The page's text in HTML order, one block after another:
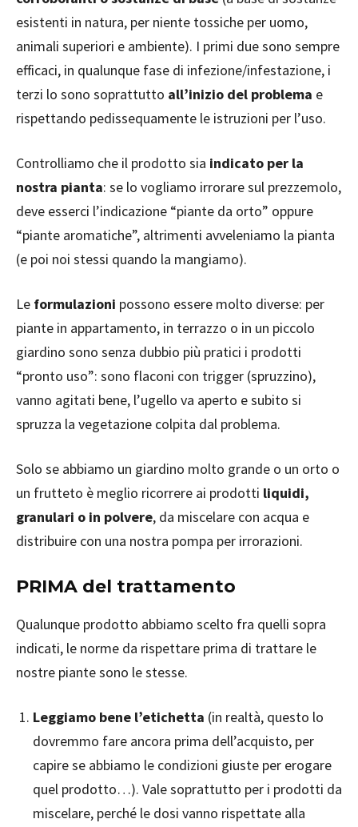
esistenti in natura, per niente tossiche per uomo,
animali superiori e ambiente). I primi due sono sempre
efficaci, in qualunque fase di infezione/infestazione, i
terzi lo sono soprattutto all’inizio del problema e
rispettando pedissequamente le istruzioni per l’uso.
Controlliamo che il prodotto sia indicato per la
nostra pianta: se lo vogliamo irrorare sul prezzemolo,
deve esserci l’indicazione “piante da orto” oppure
“piante aromatiche”, altrimenti avveleniamo la pianta
(e poi noi stessi quando la mangiamo).
Le formulazioni possono essere molto diverse: per
piante in appartamento, in terrazzo o in un piccolo
giardino sono senza dubbio più pratici i prodotti
“pronto uso”: sono flaconi con trigger (spruzzino),
vanno agitati bene, l’ugello va aperto e subito si
spruzza la vegetazione colpita dal problema.
Solo se abbiamo un giardino molto grande o un orto o
un frutteto è meglio ricorrere ai prodotti liquidi,
granulari o in polvere, da miscelare con acqua e
distribuire con una nostra pompa per irrorazioni.
PRIMA del trattamento
Qualunque prodotto abbiamo scelto fra quelli sopra
indicati, le norme da rispettare prima di trattare le
nostre piante sono le stesse.
Leggiamo bene l’etichetta (in realtà, questo lo
dovremmo fare ancora prima dell’acquisto, per
capire se abbiamo le condizioni giuste per erogare
quel prodotto…). Vale soprattutto per i prodotti da
miscelare, perché le dosi vanno rispettate alla